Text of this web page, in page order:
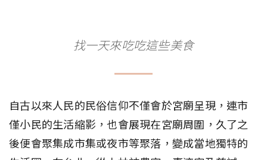
找一天來吃吃這些美食
自古以來人民的民俗信仰不僅會於宮廟呈現，連市
僅小民的生活縮影，也會展現在宮廟周圍，久了之
後便會聚集成市集或夜市等聚落，變成當地獨特的